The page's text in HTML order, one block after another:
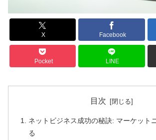
X Facebook
Pocket LINE
目次
ネットビジネス成功の秘訣: マーケット
る